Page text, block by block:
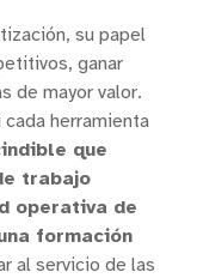
su papel
ganar
de mayor valor.
herramienta
que
trabajo
operativa de
formación
al servicio de las